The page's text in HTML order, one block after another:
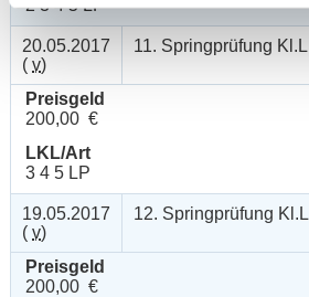
2 3 4 5 LP
20.05.2017
( v)
11. Springprüfung Kl.L
Preisgeld
200,00 €
LKL/Art
3 4 5 LP
19.05.2017
( v)
12. Springprüfung Kl.L
Preisgeld
200,00 €